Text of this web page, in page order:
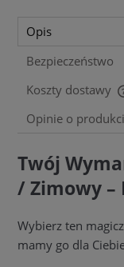
Opis
Bezpieczeństwo
Koszty dostawy
Cena nie zawiera
Opinie o
Twój
/ Zimowy –
Wybierz ten
mamy go dla